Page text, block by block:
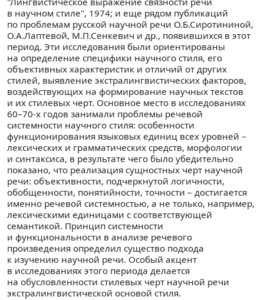
в научном стиле", 1974; и еще рядом публикаций
по проблемам русской научной речи О.Б.Сиротининой,
О.А.Лаптевой, М.П.Сенкевич и др., появившихся в этот
период. Эти исследования были ориентированы
на определение специфики научного стиля, его
объективных характеристик и отличий от других
стилей, выявление экстралингвистических факторов,
воздействующих на формирование научных текстов
и их стилевых черт. Основное место в исследованиях
60–70-х годов занимали проблемы речевой
системности научного стиля: особенности
функционирования языковых единиц всех уровней –
лексических и грамматических средств, морфологии
и синтаксиса, в результате чего было убедительно
показано, что реализация сущностных черт научной
речи: объективности, подчеркнутой логичности,
обобщенности, понятийности, точности – достигается
именно речевой системностью, а не только, например,
лексическими единицами с соответствующей
семантикой. Принцип системности
и функциональности в анализе речевого
произведения определил существо подхода
к изучению научной речи. Особый акцент
в исследованиях этого периода делается
на обусловленности стилевых черт научной речи
экстралингвистической основой стиля.